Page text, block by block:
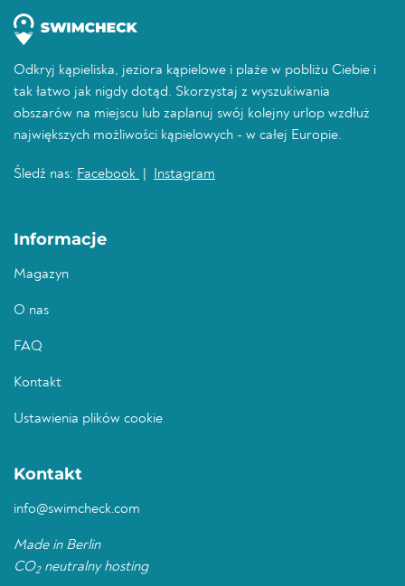
Odkryj kąpieliska, jeziora kąpielowe i plaże w pobliżu Ciebie i
tak łatwo jak nigdy dotąd. Skorzystaj z wyszukiwania
obszarów na miejscu lub zaplanuj swój kolejny urlop wzdłuż
największych możliwości kąpielowych - w całej Europie.
Śledź nas: Facebook Instagram
Informacje
Magazyn
O nas
FAQ
Kontakt
Ustawienia plików cookie
Kontakt
info@swimcheck.com
Made in Berlin
CO2neutralny hosting